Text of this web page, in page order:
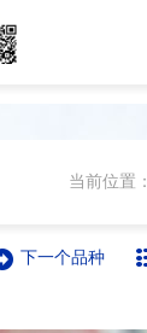
当前位置：
下一个品种